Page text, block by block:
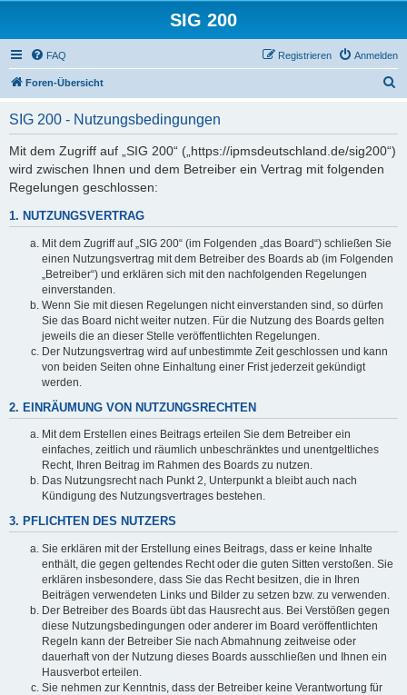
SIG 200
FAQ Anmelden
Registrieren
Foren-Übersicht
SIG 200 - Nutzungsbedingungen
Mit dem Zugriff auf „SIG 200“ („https://ipmsdeutschland.de/sig200“)
wird zwischen Ihnen und dem Betreiber ein Vertrag mit folgenden
Regelungen geschlossen:
1. NUTZUNGSVERTRAG
Mit dem Zugriff auf „SIG 200“ (im Folgenden „das Board“) schließen Sie
einen Nutzungsvertrag mit dem Betreiber des Boards ab (im Folgenden
„Betreiber“) und erklären sich mit den nachfolgenden Regelungen
einverstanden.
Wenn Sie mit diesen Regelungen nicht einverstanden sind, so dürfen
Sie das Board nicht weiter nutzen. Für die Nutzung des Boards gelten
jeweils die an dieser Stelle veröffentlichten Regelungen.
Der Nutzungsvertrag wird auf unbestimmte Zeit geschlossen und kann
von beiden Seiten ohne Einhaltung einer Frist jederzeit gekündigt
werden.
2. EINRÄUMUNG VON NUTZUNGSRECHTEN
Mit dem Erstellen eines Beitrags erteilen Sie dem Betreiber ein
einfaches, zeitlich und räumlich unbeschränktes und unentgeltliches
Recht, Ihren Beitrag im Rahmen des Boards zu nutzen.
Das Nutzungsrecht nach Punkt 2, Unterpunkt a bleibt auch nach
Kündigung des Nutzungsvertrages bestehen.
3. PFLICHTEN DES NUTZERS
Sie erklären mit der Erstellung eines Beitrags, dass er keine Inhalte
enthält, die gegen geltendes Recht oder die guten Sitten verstoßen. Sie
erklären insbesondere, dass Sie das Recht besitzen, die in Ihren
Beiträgen verwendeten Links und Bilder zu setzen bzw. zu verwenden.
Der Betreiber des Boards übt das Hausrecht aus. Bei Verstößen gegen
diese Nutzungsbedingungen oder anderer im Board veröffentlichten
Regeln kann der Betreiber Sie nach Abmahnung zeitweise oder
dauerhaft von der Nutzung dieses Boards ausschließen und Ihnen ein
Hausverbot erteilen.
Sie nehmen zur Kenntnis, dass der Betreiber keine Verantwortung für